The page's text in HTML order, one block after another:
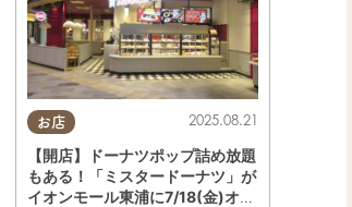
お店 2025.08.21
【開店】ドーナツポップ詰め放題
もある！「ミスタードーナツ」が
イオンモール東浦に7/18(金)オー